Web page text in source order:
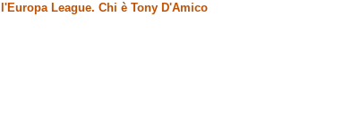
l'Europa League. Chi è Tony D'Amico